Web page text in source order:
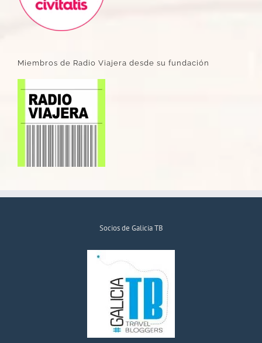
Miembros de Radio Viajera desde su fundación
Socios de Galicia TB